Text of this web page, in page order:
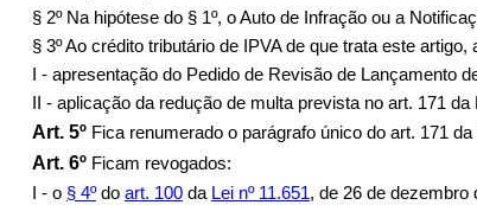
§ 2º Na hipótese do § 1º, o Auto de Infração ou a
§ 3º Ao crédito tributário de IPVA de que trata este
I - apresentação do Pedido de Revisão de Lançamento
II - aplicação da redução de multa prevista no art. 171
Art. 5º Fica renumerado o parágrafo único do art. 171
Art. 6º Ficam revogados:
I - o § 4ºdo art. 100da Lei nº 11.651, de 26 de dezembro